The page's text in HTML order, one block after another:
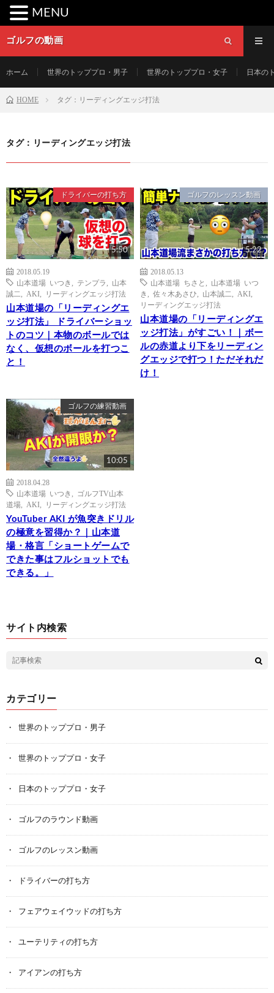
ゴルフの動画
ホーム 世界のトッププロ・男子 世界のトッププロ・女子 日本の
HOME タグ：リーディングエッジ打法
タグ：リーディングエッジ打法
ドライバーの打ち方
5:50
2018.05.19
山本道場 いつき
テンプラ
山本
誠二
AKI リーディングエッジ打法
山本道場の「リーディングエ
ッジ打法」 ドライバーショッ
トのコツ｜本物のボールでは
なく、仮想のボールを打つこ
と！
ゴルフのレッスン動画
5:22
2018.05.13
山本道場 ちさと
山本道場 いつ
き
佐々木あさひ 山本誠二 AKI
リーディングエッジ打法
山本道場の「リーディングエ
ッジ打法」がすごい！｜ボー
ルの赤道より下をリーディン
グエッジで打つ！ただそれだ
け！
ゴルフの練習動画
10:05
2018.04.28
山本道場 いつき
ゴルフTV山本
道場
AKI リーディングエッジ打法
YouTuber AKI が魚突きドリル
の極意を習得か？｜山本道
場・格言「ショートゲームで
できた事はフルショットでも
できる。」
サイト内検索
カテゴリー
世界のトッププロ・男子
世界のトッププロ・女子
日本のトッププロ・女子
ゴルフのラウンド動画
ゴルフのレッスン動画
ドライバーの打ち方
フェアウェイウッドの打ち方
ユーテリティの打ち方
アイアンの打ち方
MENU